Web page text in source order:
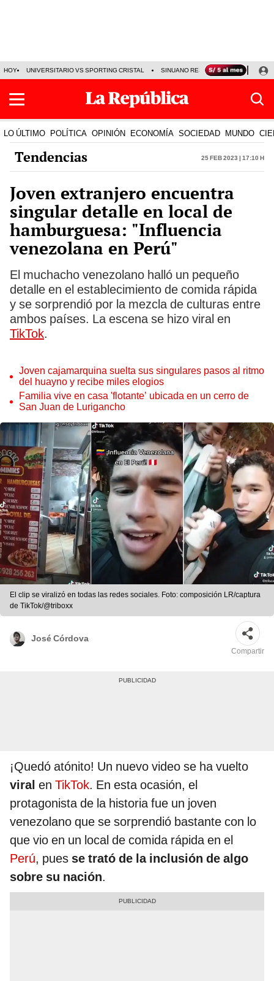
HOY UNIVERSITARIO VS SPORTING CRISTAL SINUANO RESULTADOS HOY
LO ÚLTIMO POLÍTICA OPINIÓN ECONOMÍA SOCIEDAD MUNDO
Tendencias 25 Feb 2023 | 17:10 h
Joven extranjero encuentra
singular detalle en local de
hamburguesa: "Influencia
venezolana en Perú"
El muchacho venezolano halló un pequeño
detalle en el establecimiento de comida rápida
y se sorprendió por la mezcla de culturas entre
ambos países. La escena se hizo viral en
TikTok.
Joven cajamarquina suelta sus singulares pasos al ritmo
del huayno y recibe miles elogios
Familia vive en casa 'flotante’ ubicada en un cerro de
San Juan de Lurigancho
El clip se viralizó en todas las redes sociales. Foto: composición LR/captura
de TikTok/@triboxx
José Córdova
Compartir
¡Quedó atónito! Un nuevo video se ha vuelto
viral en TikTok. En esta ocasión, el
protagonista de la historia fue un joven
venezolano que se sorprendió bastante con lo
que vio en un local de comida rápida en el
Perú, pues se trató de la inclusión de algo
sobre su nación.